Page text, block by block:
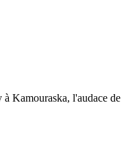
Kamouraska, l'audace de